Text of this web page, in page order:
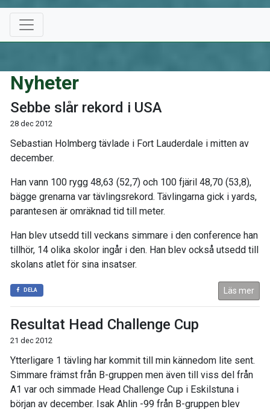
Nyheter
Sebbe slår rekord i USA
28 dec 2012
Sebastian Holmberg tävlade i Fort Lauderdale i mitten av
december.
Han vann 100 rygg 48,63 (52,7) och 100 fjäril 48,70 (53,8),
bägge grenarna var tävlingsrekord. Tävlingarna gick i yards,
parantesen är omräknad tid till meter.
Han blev utsedd till veckans simmare i den conference han
tillhör, 14 olika skolor ingår i den. Han blev också utsedd till
skolans atlet för sina insatser.
DELA Läs mer
Resultat Head Challenge Cup
21 dec 2012
Ytterligare 1 tävling har kommit till min kännedom lite sent.
Simmare främst från B-gruppen men även till viss del från
A1 var och simmade Head Challenge Cup i Eskilstuna i
början av december. Isak Ahlin -99 från B-gruppen blev